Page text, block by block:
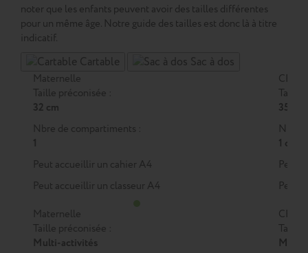
noter que les enfants peuvent avoir des tailles différentes
pour un même âge. Notre guide des tailles est donc là à titre
indicatif.
Cartable Sac à dos
Maternelle
Taille préconisée :
32 cm
Nbre de compartiments :
1
Peut accueillir un cahier A4
Peut accueillir un classeur A4
CP
Taille
35 cm
Nbre
1 ou 2
Peut
Peut
Maternelle
Taille préconisée :
Multi-activités
CP
Taille
M